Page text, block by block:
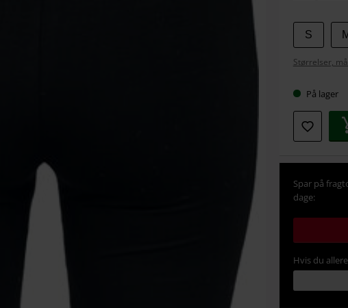
Vælg
din
S
Størrelser,
På lager
Spar på
dage:
Hvis du